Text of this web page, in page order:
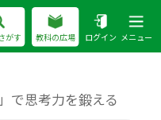
がす 教科の広場 ログイン メニュー
で思考力を鍛える